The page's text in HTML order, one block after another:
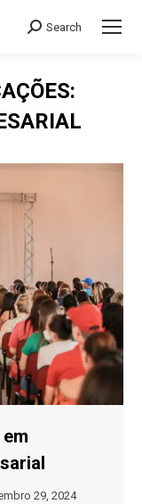
Search:
Search
29, 2024